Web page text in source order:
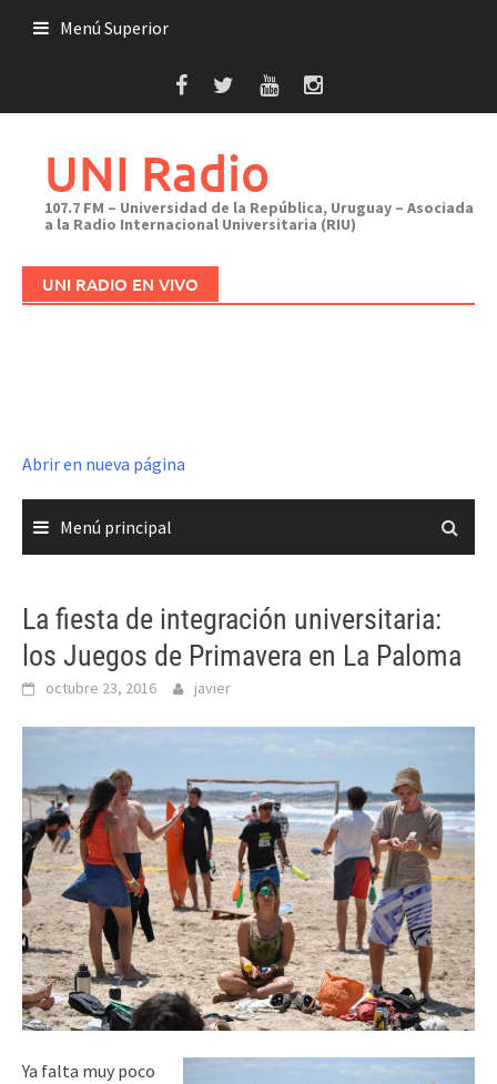
Menú Superior
UNI Radio
107.7 FM – Universidad de la República, Uruguay – Asociada
a la Radio Internacional Universitaria (RIU)
UNI RADIO EN VIVO
Abrir en nueva página
Menú principal
La fiesta de integración universitaria:
los Juegos de Primavera en La Paloma
octubre 23, 2016 javier
Ya falta muy poco